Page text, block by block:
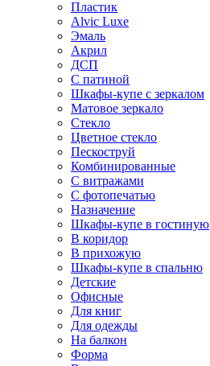
Пластик
Alvic Luxe
Эмаль
Акрил
ДСП
С патиной
Шкафы-купе с зеркалом
Матовое зеркало
Стекло
Цветное стекло
Пескоструй
Комбинированные
С витражами
С фотопечатью
Назначение
Шкафы-купе в гостиную
В коридор
В прихожую
Шкафы-купе в спальню
Детские
Офисные
Для книг
Для одежды
На балкон
Форма